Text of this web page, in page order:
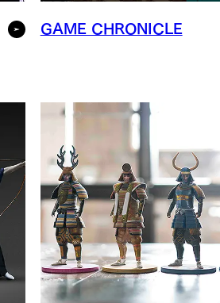
GAME CHRONICLE